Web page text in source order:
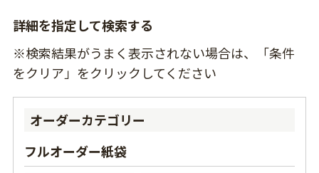
詳細を指定して検索する
※検索結果がうまく表示されない場合は、「条件
をクリア」をクリックしてください
オーダーカテゴリー
フルオーダー紙袋